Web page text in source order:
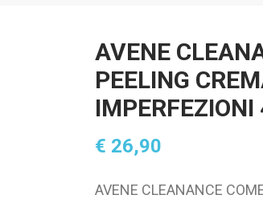
AVENE
PEELING
€ 26,90
AVENE CLEANANCE